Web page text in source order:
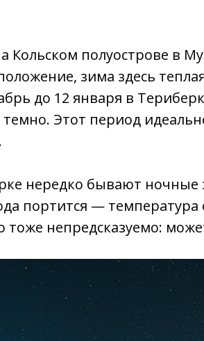
Кольском полуострове в
зима здесь
до 12 января в
темно. Этот период
нередко бывают ночные
портится —
тоже непредсказуемо: